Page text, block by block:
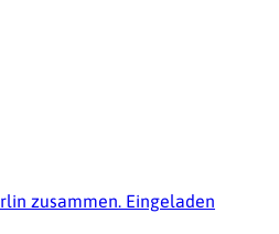
zusammen. Eingeladen